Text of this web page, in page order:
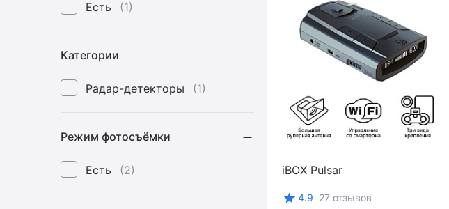
Есть (1)
Категории
Радар-детекторы (1)
Режим фотосъёмки
Есть (2) iBOX Pulsar
4.9 27 отзывов